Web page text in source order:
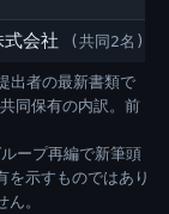
式会社 (共同2名)
出者の最新書類で
同保有の内訳。前
ープ再編で新筆頭
を示すものではあり
。